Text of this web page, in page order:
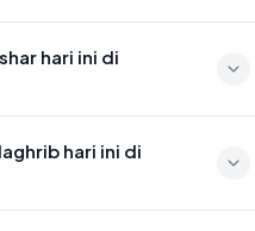
hari ini di
hari ini di